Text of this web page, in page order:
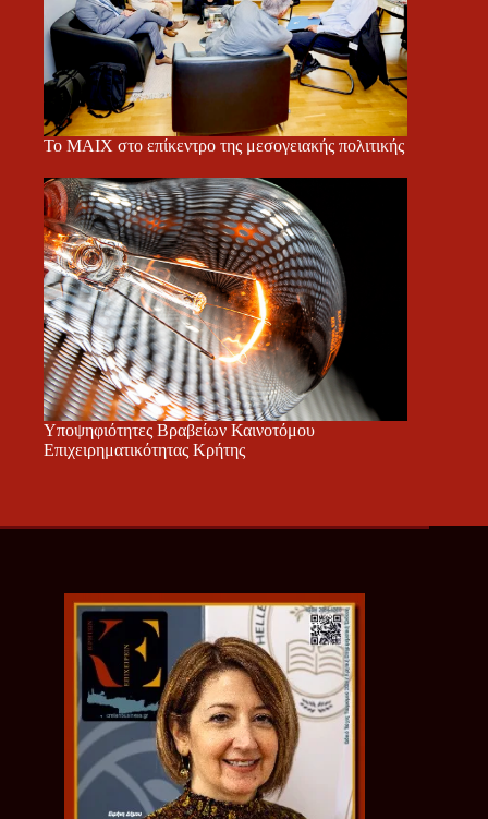
Το ΜΑΙΧ στο επίκεντρο της μεσογειακής πολιτικής
Υποψηφιότητες Βραβείων Καινοτόμου
Επιχειρηματικότητας Κρήτης